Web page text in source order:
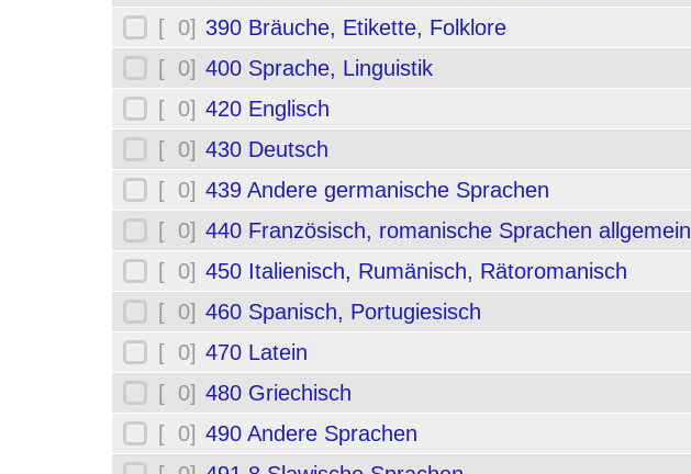
[ 0] 390 Bräuche, Etikette, Folklore
[ 0] 400 Sprache, Linguistik
[ 0] 420 Englisch
[ 0] 430 Deutsch
[ 0] 439 Andere germanische Sprachen
[ 0] 440 Französisch, romanische Sprachen allgemein
[ 0] 450 Italienisch, Rumänisch, Rätoromanisch
[ 0] 460 Spanisch, Portugiesisch
[ 0] 470 Latein
[ 0] 480 Griechisch
[ 0] 490 Andere Sprachen